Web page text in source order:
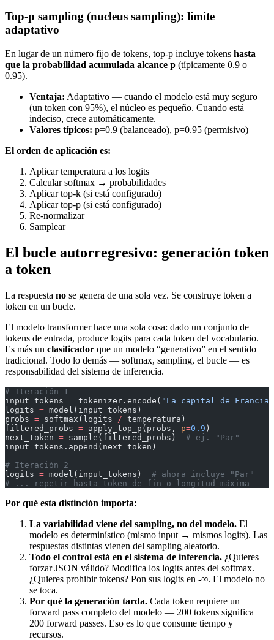
Top-p sampling (nucleus sampling): límite
adaptativo
En lugar de un número fijo de tokens, top-p incluye tokens hasta
que la probabilidad acumulada alcance p (típicamente 0.9 o
0.95).
Ventaja: Adaptativo — cuando el modelo está muy seguro
(un token con 95%), el núcleo es pequeño. Cuando está
indeciso, crece automáticamente.
Valores típicos: p=0.9 (balanceado), p=0.95 (permisivo)
El orden de aplicación es:
Aplicar temperatura a los logits
Calcular softmax → probabilidades
Aplicar top-k (si está configurado)
Aplicar top-p (si está configurado)
Re-normalizar
Samplear
El bucle autorregresivo: generación token
a token
La respuesta no se genera de una sola vez. Se construye token a
token en un bucle.
El modelo transformer hace una sola cosa: dado un conjunto de
tokens de entrada, produce logits para cada token del vocabulario.
Es más un clasificador que un modelo “generativo” en el sentido
tradicional. Todo lo demás — softmax, sampling, el bucle — es
responsabilidad del sistema de inferencia.
# Iteración 1
input_tokens = tokenizer.encode( "La capital de Francia
logits = model(input_tokens)
probs = softmax(logits / temperatura)
filtered_probs = apply_top_p(probs, p=0.9 )
next_token = sample(filtered_probs) # ej. "Par"
input_tokens.append(next_token)
# Iteración 2
logits = model(input_tokens) # ahora incluye "Par"
# ... repetir hasta token de fin o longitud máxima
Por qué esta distinción importa:
La variabilidad viene del sampling, no del modelo. El
modelo es determinístico (mismo input → mismos logits). Las
respuestas distintas vienen del sampling aleatorio.
Todo el control está en el sistema de inferencia. ¿Quieres
forzar JSON válido? Modifica los logits antes del softmax.
¿Quieres prohibir tokens? Pon sus logits en -∞. El modelo no
se toca.
Por qué la generación tarda. Cada token requiere un
forward pass completo del modelo — 200 tokens significa
200 forward passes. Eso es lo que consume tiempo y
recursos.